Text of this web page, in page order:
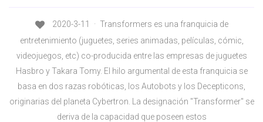
2020-3-11 · Transformers es una franquicia de
entretenimiento (juguetes, series animadas, películas, cómic,
videojuegos, etc) co-producida entre las empresas de juguetes
Hasbro y Takara Tomy. El hilo argumental de esta franquicia se
basa en dos razas robóticas, los Autobots y los Decepticons,
originarias del planeta Cybertron. La designación "Transformer" se
deriva de la capacidad que poseen estos